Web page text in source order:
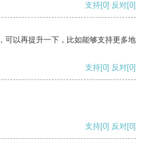
支持[0] 反对[0]
可以再提升一下，比如能够支持更多地
支持[0] 反对[0]
支持[0] 反对[0]